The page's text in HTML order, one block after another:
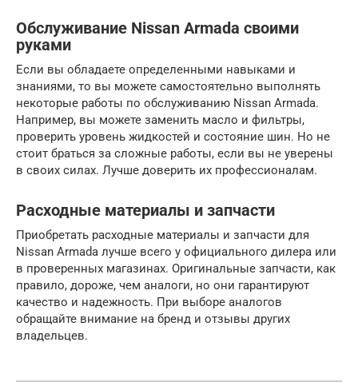
Обслуживание Nissan Armada своими
руками
Если вы обладаете определенными навыками и
знаниями, то вы можете самостоятельно выполнять
некоторые работы по обслуживанию Nissan Armada.
Например, вы можете заменить масло и фильтры,
проверить уровень жидкостей и состояние шин. Но не
стоит браться за сложные работы, если вы не уверены
в своих силах. Лучше доверить их профессионалам.
Расходные материалы и запчасти
Приобретать расходные материалы и запчасти для
Nissan Armada лучше всего у официального дилера или
в проверенных магазинах. Оригинальные запчасти, как
правило, дороже, чем аналоги, но они гарантируют
качество и надежность. При выборе аналогов
обращайте внимание на бренд и отзывы других
владельцев.